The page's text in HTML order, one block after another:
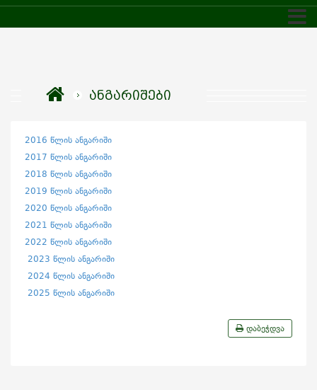
ანგარიშები
2016 წლის ანგარიში
2017 წლის ანგარიში
2018 წლის ანგარიში
2019 წლის ანგარიში
2020 წლის ანგარიში
2021 წლის ანგარიში
2022 წლის ანგარიში
2023 წლის ანგარიში
2024 წლის ანგარიში
2025 წლის ანგარიში
დაბეჭდვა